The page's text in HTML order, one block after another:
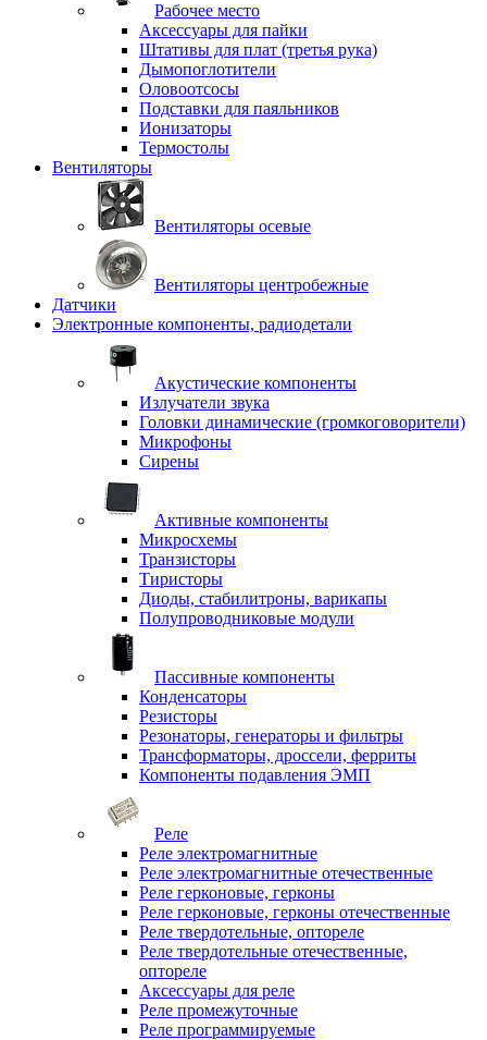
Рабочее место
Аксессуары для пайки
Штативы для плат (третья рука)
Дымопоглотители
Оловоотсосы
Подставки для паяльников
Ионизаторы
Термостолы
Вентиляторы
Вентиляторы осевые
Вентиляторы центробежные
Датчики
Электронные компоненты, радиодетали
Акустические компоненты
Излучатели звука
Головки динамические (громкоговорители)
Микрофоны
Сирены
Активные компоненты
Микросхемы
Транзисторы
Тиристоры
Диоды, стабилитроны, варикапы
Полупроводниковые модули
Пассивные компоненты
Конденсаторы
Резисторы
Резонаторы, генераторы и фильтры
Трансформаторы, дроссели, ферриты
Компоненты подавления ЭМП
Реле
Реле электромагнитные
Реле электромагнитные отечественные
Реле герконовые, герконы
Реле герконовые, герконы отечественные
Реле твердотельные, оптореле
Реле твердотельные отечественные,
оптореле
Аксессуары для реле
Реле промежуточные
Реле программируемые